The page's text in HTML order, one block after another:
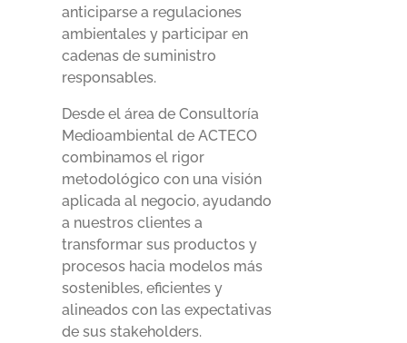
anticiparse a regulaciones
ambientales y participar en
cadenas de suministro
responsables.
Desde el área de Consultoría
Medioambiental de ACTECO
combinamos el rigor
metodológico con una visión
aplicada al negocio, ayudando
a nuestros clientes a
transformar sus productos y
procesos hacia modelos más
sostenibles, eficientes y
alineados con las expectativas
de sus stakeholders.